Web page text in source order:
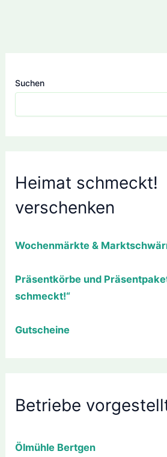
Suchen
Heimat schmeckt!
verschenken
Wochenmärkte &
Präsentkörbe und
schmeckt!“
Gutscheine
Betriebe
Ölmühle Bertgen